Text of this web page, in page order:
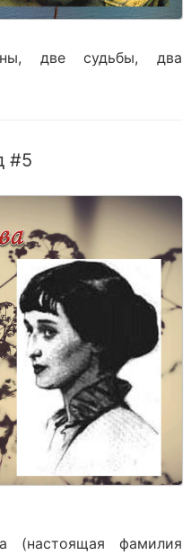
две судьбы, два
#5
(настоящая фамилия